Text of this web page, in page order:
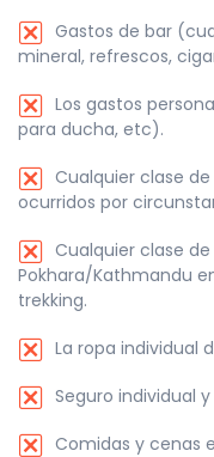
Gastos de bar
mineral, refrescos,
Los gastos
para ducha, etc).
Cualquier clase
ocurridos por
Cualquier clase
Pokhara/Kathmandu
trekking.
La ropa individual
Seguro individual
Comidas y cenas